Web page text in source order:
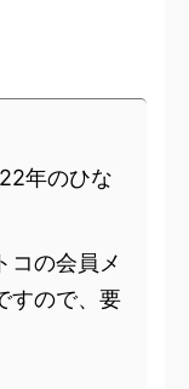
年のひな
コの会員メ
すので、要